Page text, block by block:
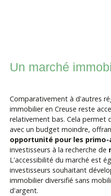
Un marché
Comparativement à d'autres
immobilier en Creuse reste
relativement bas. Cela permet
avec un budget moindre,
opportunité pour les primo-
investisseurs à la recherche de
L'accessibilité du marché est
investisseurs souhaitant
immobilier diversifié sans
d'argent.